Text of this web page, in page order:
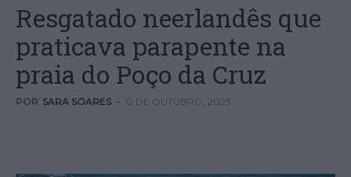
Resgatado neerlandês que
praticava parapente na
praia do Poço da Cruz
POR SARA SOARES - 12 DE OUTUBRO, 2023